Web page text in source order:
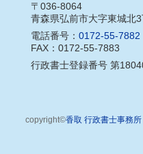
〒036-8064
青森県弘前市大字東城北
電話番号： 0172-55-7882
FAX：0172-55-7883
行政書士登録番号 第
copyright©香取 行政書士事務